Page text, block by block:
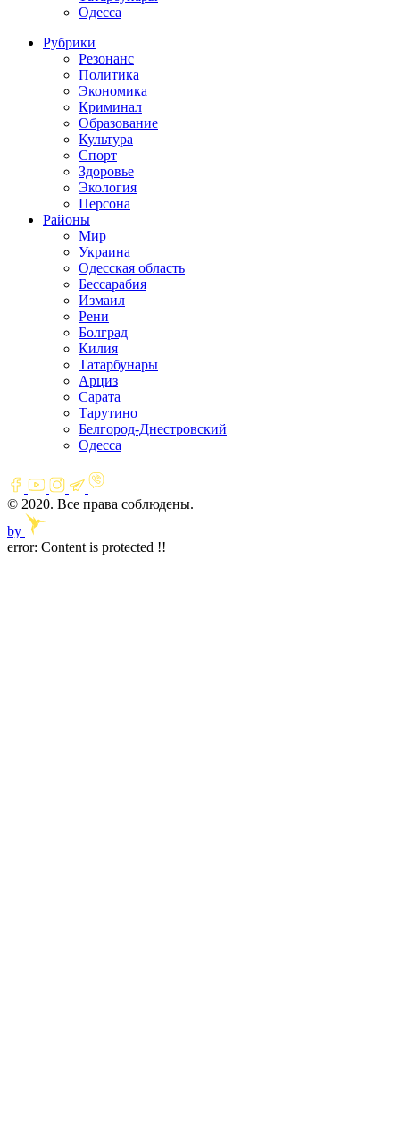
Одесса
Рубрики
Резонанс
Политика
Экономика
Криминал
Образование
Культура
Спорт
Здоровье
Экология
Персона
Районы
Мир
Украина
Одесская область
Бессарабия
Измаил
Рени
Болград
Килия
Татарбунары
Арциз
Сарата
Тарутино
Белгород-Днестровский
Одесса
© 2020. Все права соблюдены.
by
error: Content is protected !!